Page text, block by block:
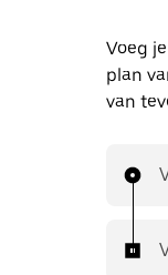
Voeg
plan
van